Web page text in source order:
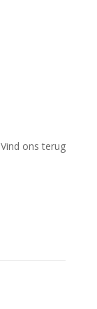
Vind ons terug